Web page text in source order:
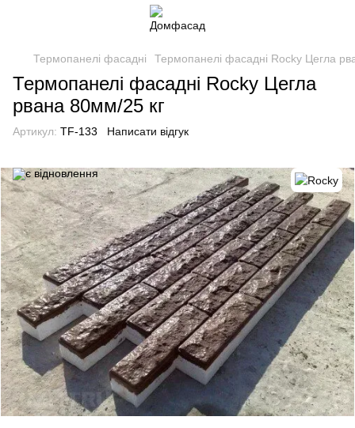
Термопанелі фасадні Термопанелі фасадні Rocky Цегла
Термопанелі фасадні Rocky Цегла
рвана 80мм/25 кг
Артикул: TF-133 Написати відгук